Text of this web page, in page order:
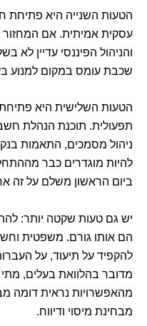
הטעות השנייה היא פתיחת
עסקית אמיתית. אם המחזור
והניהול הפיננסי עדיין לא
שכבת עומס במקום למנוע
הטעות השלישית היא
תפעולית. תוכנת הנהלת
ניהול מסמכים, התאמות בנק
להיות מוגדרים כבר
ביום הראשון משלם על זה
יש גם טעות שקטה יותר:
הם אותו גורם. משפטית
להקפיד על תיעוד, על
מדובר בהלוואת בעלים,
מהאפשרויות נראית דומה
מבחינת מיסוי ודיווח.